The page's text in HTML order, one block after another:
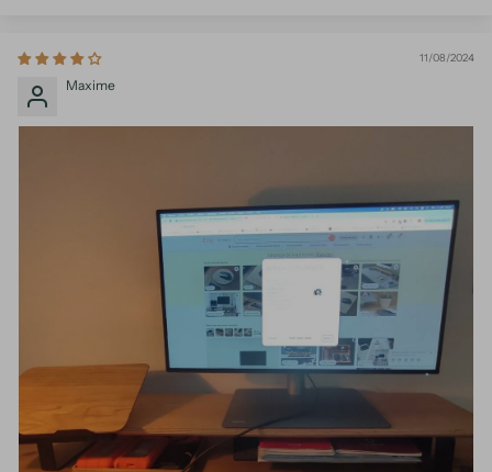
11/08/2024
Maxime